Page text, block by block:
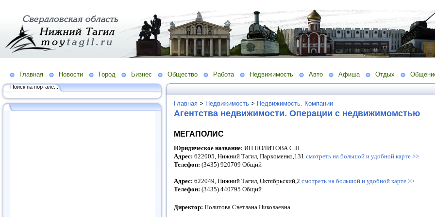
Главная Новости Город Бизнес Общество Работа Недвижимость Авто Афиша Отдых
Поиск на портале...
Главная > Недвижимость > Недвижимость. Компании
Агентства недвижимости. Операции с недвижимомстью
МЕГАПОЛИС
Юридическое название: ИП ПОЛИТОВА С.Н.
Адрес: 622005, Нижний Тагил, Пархоменко,131 смотреть на большой и удобной карте >>
Телефон: (3435) 920709 Общий
Адрес: 622049, Нижний Тагил, Октябрьский,2 смотреть на большой и удобной карте >>
Телефон: (3435) 440795 Общий
Директор: Политова Светлана Николаевна